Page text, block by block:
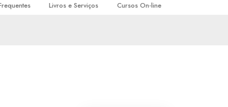
de Scientology
Livros e Serviços Cursos On‑line